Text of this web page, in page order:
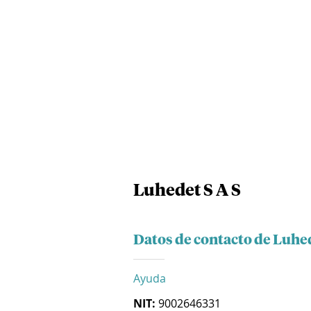
Luhedet S A S
Datos de contacto de
Ayuda
NIT: 9002646331